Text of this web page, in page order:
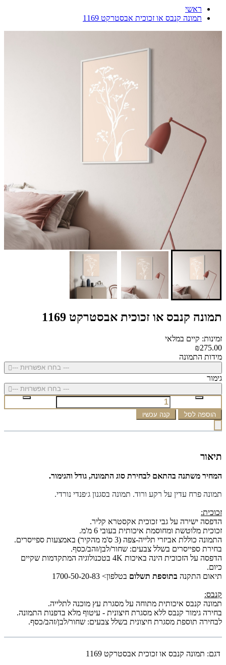
ראשי
תמונה קנבס או זכוכית אבסטרקט 1169
תמונה קנבס או זכוכית אבסטרקט 1169
זמינות: קיים במלאי
₪275.00
מידות התמונה
--- בחרו אפשרויות ---
גימור
--- בחרו אפשרויות ---
הוספה לסל קנה עכשיו
תיאור
המחיר משתנה בהתאם לבחירת סוג התמונה, גודל והגימור.
תמונה פרח עדין על רקע ורוד. תמונה בסגנון ג׳פנדי נורדי.
זכוכית:
הדפסה ישירה על גבי זכוכית אקסטרא קליר.
זכוכית מלוטשת ומחוסמת איכותית בעובי 6 מ'מ.
התמונה כוללת אביזרי תלייה-צפה (3 ס'מ מהקיר) באמצעות ספייסרים.
בחירת ספייסרים בשלל צבעים: שחור/לבן/זהב/כסף.
הדפסה על הזכוכית הינה באיכות 4K בטכנולוגיה המתקדמות שקיים
כיום.
תיאום התקנה בתוספת תשלום בטלפון> 1700-50-20-83
קנבס:
תמונה קנבס איכותית מתוחה על מסגרת עץ מוכנה לתלייה.
בחירה גימור קנבס ללא מסגרת חיצונית - עיטוף מלא בדפנות התמונה.
לבחירה תוספת מסגרת חיצונית בשלל צבעים: שחור/לבן/זהב/כסף.
דגם: תמונה קנבס או זכוכית אבסטרקט 1169